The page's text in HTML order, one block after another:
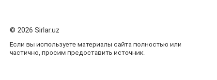
© 2026 Sirlar.uz
Если вы используете материалы сайта полностью или
частично, просим предоставить источник.